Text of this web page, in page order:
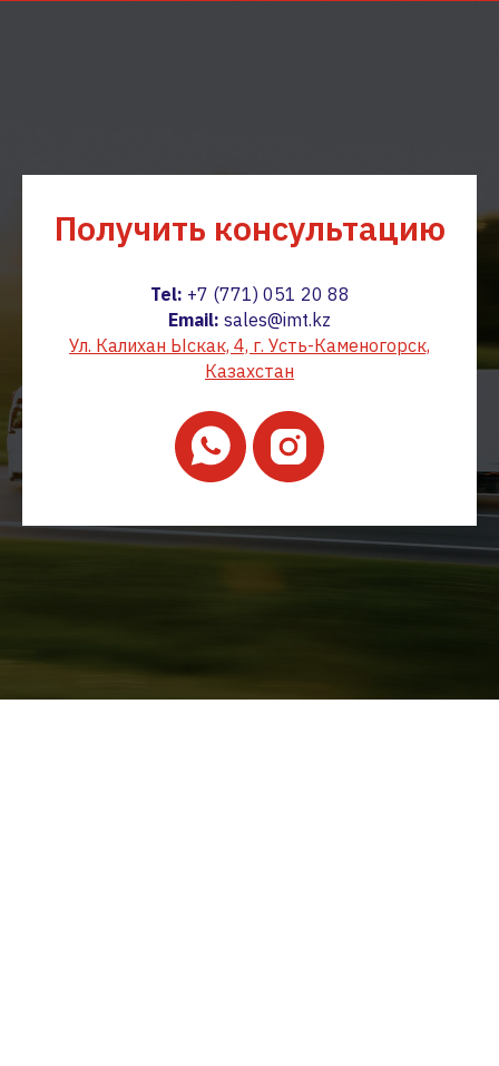
Получить консультацию
Tel: +7 (771) 051 20 88
Email: sales@imt.kz
Ул. Калихан Ыскак, 4, г. Усть-Каменогорск,
Казахстан